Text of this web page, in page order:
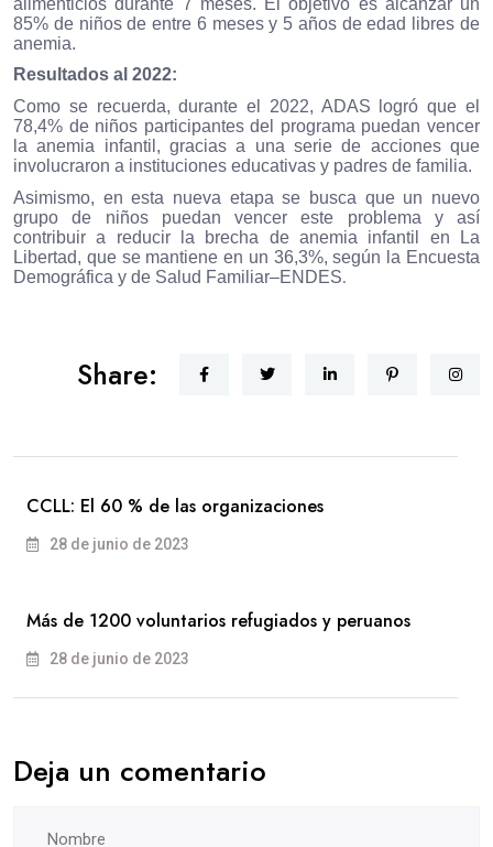
85% de niños de entre 6 meses y 5 años de edad libres de
anemia.
Resultados al 2022:
Como se recuerda, durante el 2022, ADAS logró que el
78,4% de niños participantes del programa puedan vencer
la anemia infantil, gracias a una serie de acciones que
involucraron a instituciones educativas y padres de familia.
Asimismo, en esta nueva etapa se busca que un nuevo
grupo de niños puedan vencer este problema y así
contribuir a reducir la brecha de anemia infantil en La
Libertad, que se mantiene en un 36,3%, según la Encuesta
Demográfica y de Salud Familiar–ENDES.
Share:
CCLL: El 60 % de las organizaciones
28 de junio de 2023
Más de 1200 voluntarios refugiados y peruanos
28 de junio de 2023
Deja un comentario